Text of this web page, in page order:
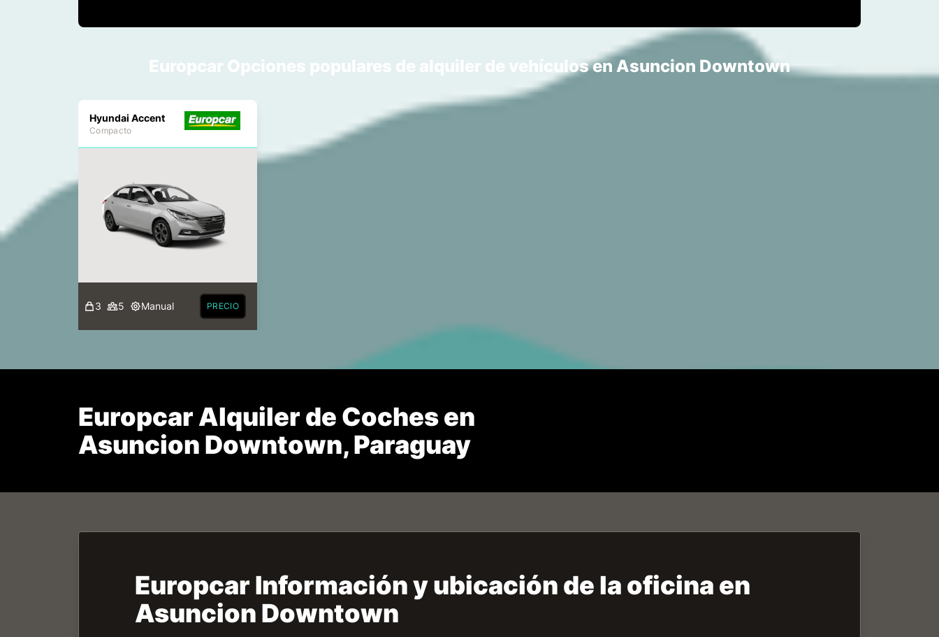
Europcar Opciones populares de alquiler de vehículos en Asuncion Downtown
Hyundai Accent
Compacto
3 5 Manual PRECIO
Europcar Alquiler de Coches en
Asuncion Downtown, Paraguay
Europcar Información y ubicación de la oficina en
Asuncion Downtown